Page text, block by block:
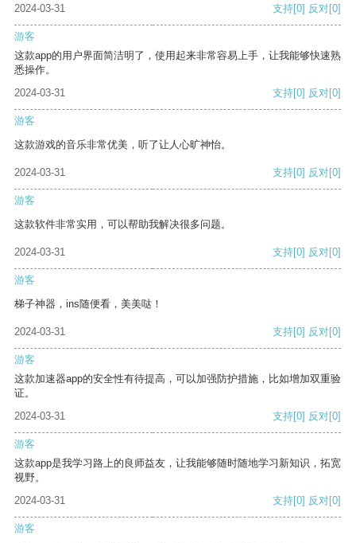
2024-03-31 支持[0] 反对[0]
游客
这款app的用户界面简洁明了，使用起来非常容易上手，让我能够快速熟
悉操作。
2024-03-31
支持[0] 反对[0]
游客
这款游戏的音乐非常优美，听了让人心旷神怡。
2024-03-31 支持[0] 反对[0]
游客
这款软件非常实用，可以帮助我解决很多问题。
2024-03-31 支持[0] 反对[0]
游客
梯子神器，ins随便看，美美哒！
2024-03-31 支持[0] 反对[0]
游客
这款加速器app的安全性有待提高，可以加强防护措施，比如增加双重验
证。
2024-03-31
支持[0] 反对[0]
游客
这款app是我学习路上的良师益友，让我能够随时随地学习新知识，拓宽
视野。
2024-03-31
支持[0] 反对[0]
游客